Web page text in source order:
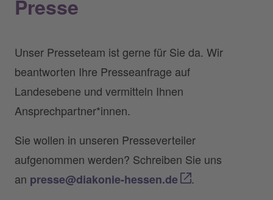
Presse
Unser Presseteam ist gerne für Sie da. Wir
beantworten Ihre Presseanfrage auf
Landesebene und vermitteln Ihnen
Ansprechpartner*innen.
Sie wollen in unseren Presseverteiler
aufgenommen werden? Schreiben Sie uns
an presse@diakonie-hessen.de
.